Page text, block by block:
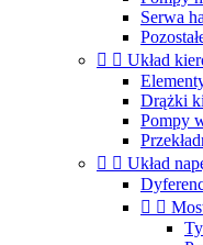
Serwa
  Układ
Drążki
Pompy
  Układ
 